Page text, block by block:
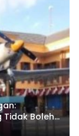
Tidak Boleh